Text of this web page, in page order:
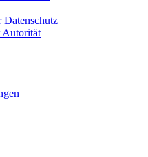
Datenschutz
Autorität